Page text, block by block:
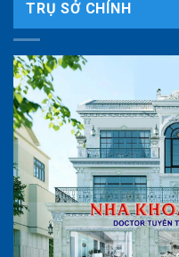
TRỤ SỞ CHÍNH